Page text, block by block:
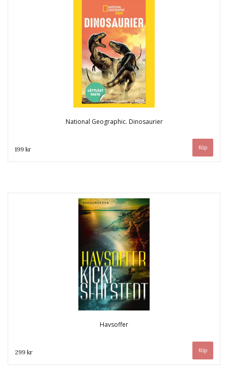
National Geographic. Dinosaurier
199 kr
Havsoffer
299 kr